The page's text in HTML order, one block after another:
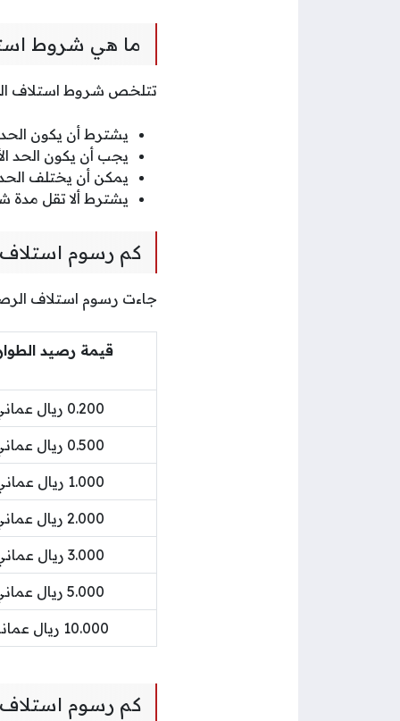
ما هي شروط
تتلخص شروط استلاف
يشترط أن يكون الحد
يجب أن يكون الحد الأدنى لمبلغ
يمكن أن يختلف
يشترط ألا تقل مدة
كم رسوم
جاءت رسوم استلاف
قيمة رصيد
0.200 ريال عماني
0.500 ريال عماني
1.000 ريال عماني
2.000 ريال عماني
3.000 ريال عماني
5.000 ريال عماني
10.000 ريال عماني
كم رسوم استلاف